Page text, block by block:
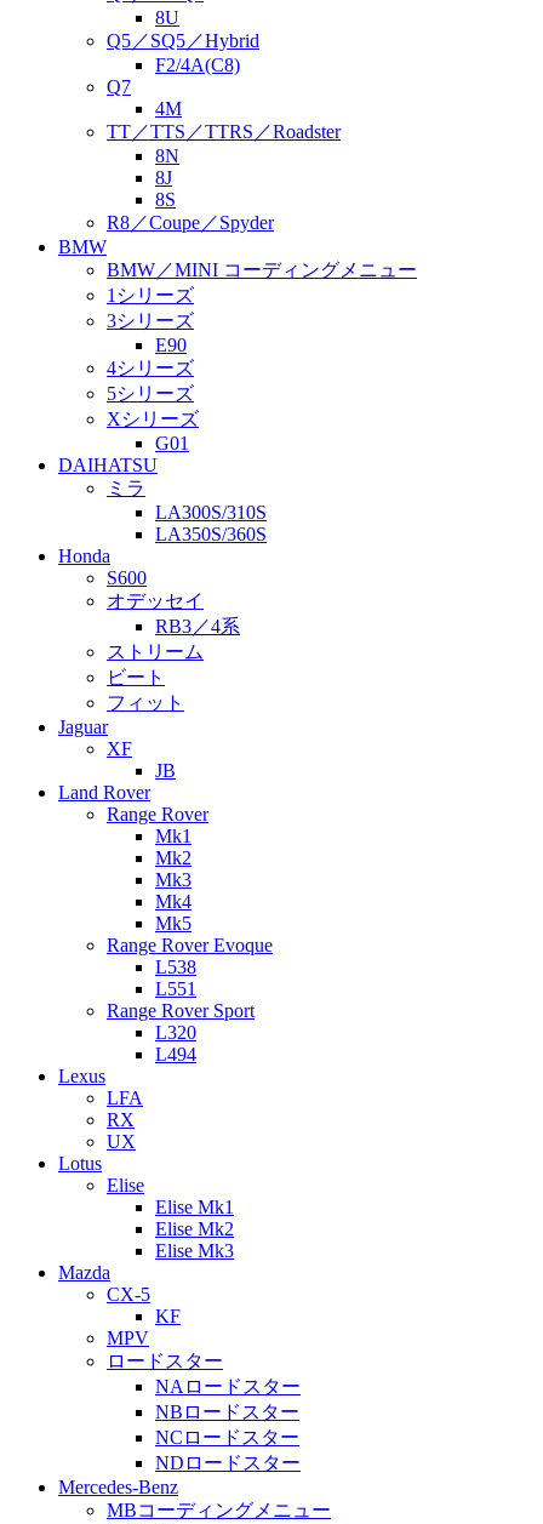
8U
Q5／SQ5／Hybrid
F2/4A(C8)
Q7
4M
TT／TTS／TTRS／Roadster
8N
8J
8S
R8／Coupe／Spyder
BMW
BMW／MINI コーディングメニュー
1シリーズ
3シリーズ
E90
4シリーズ
5シリーズ
Xシリーズ
G01
DAIHATSU
ミラ
LA300S/310S
LA350S/360S
Honda
S600
オデッセイ
RB3／4系
ストリーム
ビート
フィット
Jaguar
XF
JB
Land Rover
Range Rover
Mk1
Mk2
Mk3
Mk4
Mk5
Range Rover Evoque
L538
L551
Range Rover Sport
L320
L494
Lexus
LFA
RX
UX
Lotus
Elise
Elise Mk1
Elise Mk2
Elise Mk3
Mazda
CX-5
KF
MPV
ロードスター
NAロードスター
NBロードスター
NCロードスター
NDロードスター
Mercedes-Benz
MBコーディングメニュー